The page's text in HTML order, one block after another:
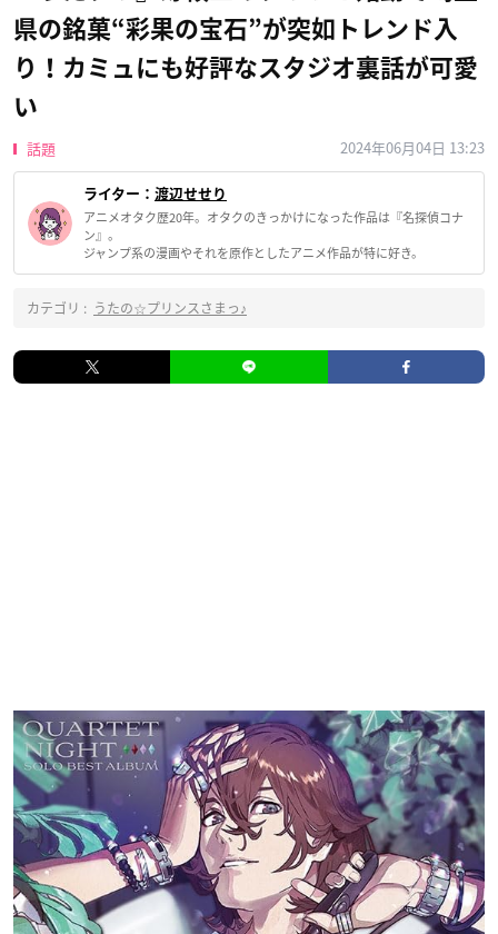
県の銘菓“彩果の宝石”が突如トレンド入
り！カミュにも好評なスタジオ裏話が可愛
い
話題 2024年06月04日 13:23
ライター： 渡辺せせり
アニメオタク歴20年。オタクのきっかけになった作品は『名探偵コナ
ン』。
ジャンプ系の漫画やそれを原作としたアニメ作品が特に好き。
カテゴリ : うたの☆プリンスさまっ♪